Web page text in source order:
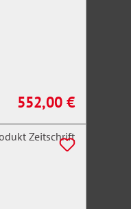
Regulärer Preis:
552,00 €